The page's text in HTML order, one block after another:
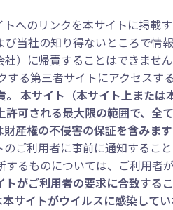
へのリンクを本サイトに掲載
当社の知り得ないところで情
）に帰責することはできませ
る第三者サイトにアクセスす
。 本サイト（本サイト上また
可される最大限の範囲で、全
産権の不侵害の保証を含みます
ご利用者に事前に通知するこ
るものについては、ご利用者
がご利用者の要求に合致する
サイトがウイルスに感染して